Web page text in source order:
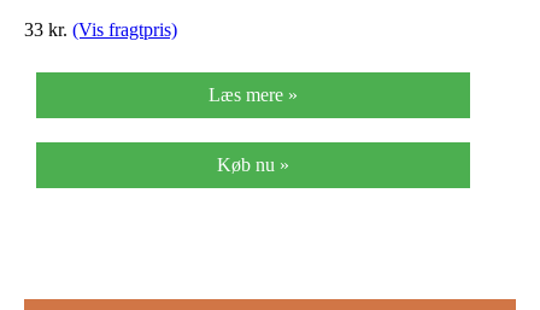
33 kr. (Vis fragtpris)
Læs mere »
Køb nu »